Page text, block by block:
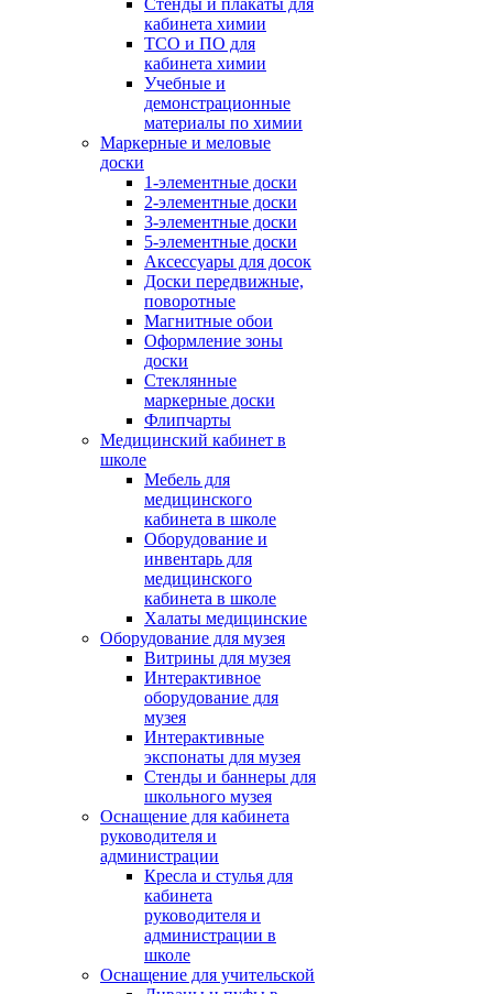
Стенды и плакаты для
кабинета химии
ТСО и ПО для
кабинета химии
Учебные и
демонстрационные
материалы по химии
Маркерные и меловые
доски
1-элементные доски
2-элементные доски
3-элементные доски
5-элементные доски
Аксессуары для досок
Доски передвижные,
поворотные
Магнитные обои
Оформление зоны
доски
Стеклянные
маркерные доски
Флипчарты
Медицинский кабинет в
школе
Мебель для
медицинского
кабинета в школе
Оборудование и
инвентарь для
медицинского
кабинета в школе
Халаты медицинские
Оборудование для музея
Витрины для музея
Интерактивное
оборудование для
музея
Интерактивные
экспонаты для музея
Стенды и баннеры для
школьного музея
Оснащение для кабинета
руководителя и
администрации
Кресла и стулья для
кабинета
руководителя и
администрации в
школе
Оснащение для учительской